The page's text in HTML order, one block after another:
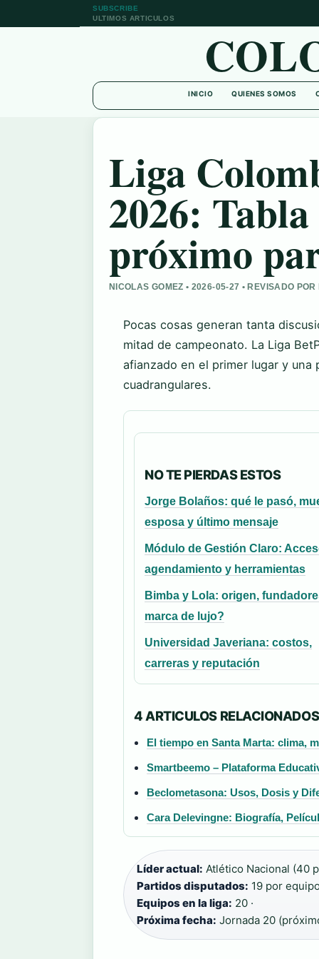
SUBSCRIBE
ULTIMOS ARTICULOS
INICIO QUIENES SOMOS
Liga
2026:
próximo
NICOLAS GOMEZ • 2026-05-27 • REVISADO
Pocas cosas generan tanta
mitad de campeonato. La Liga
afianzado en el primer lugar y
cuadrangulares.
NO TE PIERDAS ESTOS
Jorge Bolaños: qué le pasó,
esposa y último mensaje
Módulo de Gestión Claro:
agendamiento y herramientas
Bimba y Lola: origen,
marca de lujo?
Universidad Javeriana: costos,
carreras y reputación
4 ARTICULOS RELACIONADOS
El tiempo en Santa Marta: clima,
Smartbeemo – Plataforma
Beclometasona: Usos, Dosis y
Cara Delevingne: Biografía,
Líder actual: Atlético Nacional (40
Partidos disputados: 19 por
Equipos en la liga: 20 ·
Próxima fecha: Jornada 20